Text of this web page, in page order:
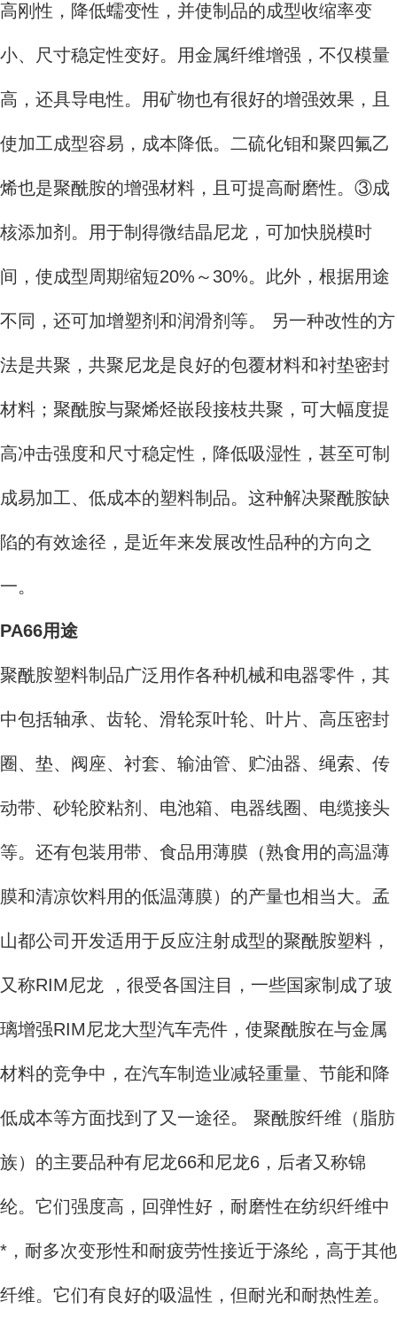
高刚性，降低蠕变性，并使制品的成型收缩率变
小、尺寸稳定性变好。用金属纤维增强，不仅模量
高，还具导电性。用矿物也有很好的增强效果，且
使加工成型容易，成本降低。二硫化钼和聚四氟乙
烯也是聚酰胺的增强材料，且可提高耐磨性。③成
核添加剂。用于制得微结晶尼龙，可加快脱模时
间，使成型周期缩短20%～30%。此外，根据用途
不同，还可加增塑剂和润滑剂等。 另一种改性的方
法是共聚，共聚尼龙是良好的包覆材料和衬垫密封
材料；聚酰胺与聚烯烃嵌段接枝共聚，可大幅度提
高冲击强度和尺寸稳定性，降低吸湿性，甚至可制
成易加工、低成本的塑料制品。这种解决聚酰胺缺
陷的有效途径，是近年来发展改性品种的方向之
一。
PA66用途
聚酰胺塑料制品广泛用作各种机械和电器零件，其
中包括轴承、齿轮、滑轮泵叶轮、叶片、高压密封
圈、垫、阀座、衬套、输油管、贮油器、绳索、传
动带、砂轮胶粘剂、电池箱、电器线圈、电缆接头
等。还有包装用带、食品用薄膜（熟食用的高温薄
膜和清凉饮料用的低温薄膜）的产量也相当大。孟
山都公司开发适用于反应注射成型的聚酰胺塑料，
又称RIM尼龙 ，很受各国注目，一些国家制成了玻
璃增强RIM尼龙大型汽车壳件，使聚酰胺在与金属
材料的竞争中，在汽车制造业减轻重量、节能和降
低成本等方面找到了又一途径。 聚酰胺纤维（脂肪
族）的主要品种有尼龙66和尼龙6，后者又称锦
纶。它们强度高，回弹性好，耐磨性在纺织纤维中
*，耐多次变形性和耐疲劳性接近于涤纶，高于其他
纤维。它们有良好的吸温性，但耐光和耐热性差。